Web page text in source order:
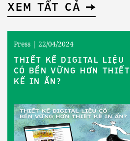
XEM TẤT CẢ
Press | 22/04/2024
THIẾT KẾ DIGITAL LIỆU
CÓ BỀN VỮNG HƠN THIẾT
KẾ IN ẤN?